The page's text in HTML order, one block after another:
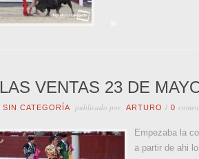
LAS VENTAS 23 DE
SIN CATEGORÍA publicado por ARTURO / 0
Empezaba la
a partir de ahi